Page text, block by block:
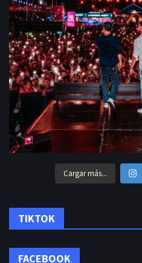
Cargar más...
TIKTOK
FACEBOOK